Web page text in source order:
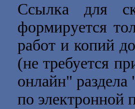
Ссылка для
формируется
работ и копий
(не требуется
онлайн"
по электронной